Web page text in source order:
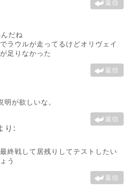
返信
だね
ラウルが走ってるけどオリヴェイ
足りなかった
返信
が欲しいな。
返信
り:
終戦して居残りしてテストしたい
う
返信